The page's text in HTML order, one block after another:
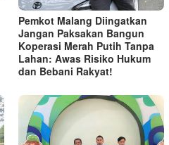
Pemkot Malang Diingatkan
Jangan Paksakan Bangun
Koperasi Merah Putih Tanpa
Lahan: Awas Risiko Hukum
dan Bebani Rakyat!